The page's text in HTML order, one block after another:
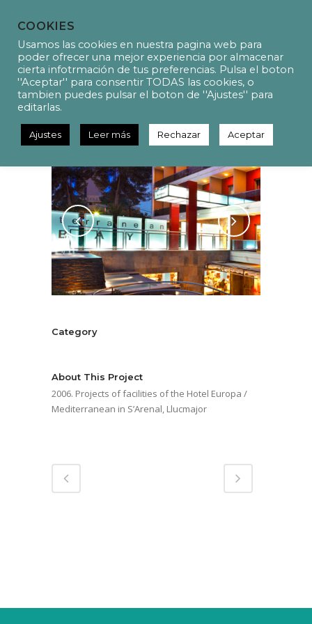
P16019 Hotel facilities projects
of Europa
Category
About This Project
2006. Projects of facilities of the Hotel Europa /
Mediterranean in S’Arenal, Llucmajor
COOKIES
Usamos las cookies en nuestra pagina web para
poder ofrecer una mejor experiencia por almacenar
cierta infotrmación de tus preferencias. Pulsa el boton
''Aceptar'' para consentir TODAS las cookies, o
tambien puedes pulsar el boton de ''Ajustes'' para
editarlas.
Ajustes Leer más Rechazar Aceptar